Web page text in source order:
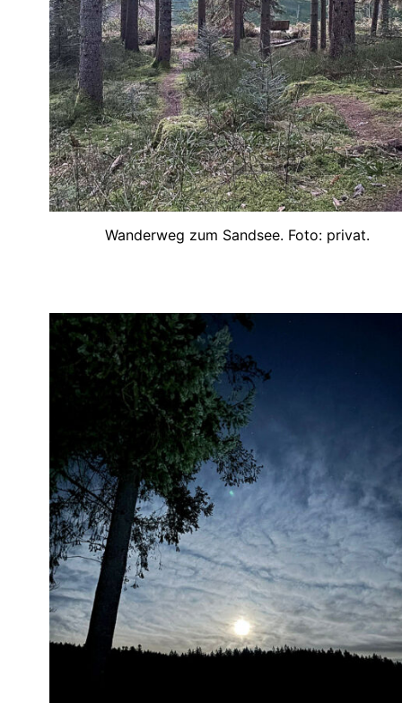
Wanderweg zum Sandsee. Foto: privat.